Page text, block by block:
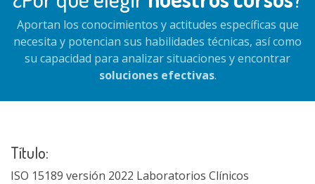
Aportan los conocimientos y actitudes específicas que
necesita y potencian sus habilidades técnicas, así como
su capacidad para analizar situaciones y encontrar
soluciones efectivas.
Título:
ISO 15189 versión 2022 Laboratorios Clínicos